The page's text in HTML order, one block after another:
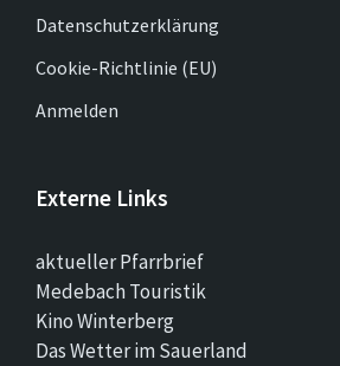
Datenschutzerklärung
Cookie-Richtlinie (EU)
Anmelden
Externe Links
aktueller Pfarrbrief
Medebach Touristik
Kino Winterberg
Das Wetter im Sauerland